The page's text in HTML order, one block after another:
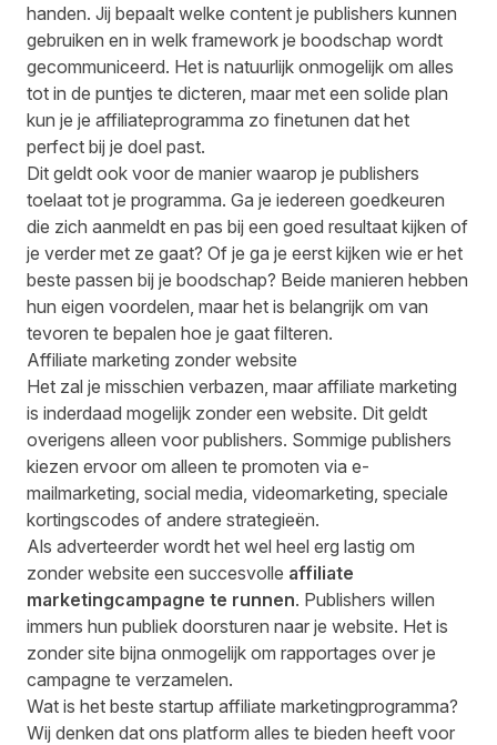
handen. Jij bepaalt welke content je publishers kunnen
gebruiken en in welk framework je boodschap wordt
gecommuniceerd. Het is natuurlijk onmogelijk om alles
tot in de puntjes te dicteren, maar met een solide plan
kun je je affiliateprogramma zo finetunen dat het
perfect bij je doel past.
Dit geldt ook voor de manier waarop je publishers
toelaat tot je programma. Ga je iedereen goedkeuren
die zich aanmeldt en pas bij een goed resultaat kijken of
je verder met ze gaat? Of je ga je eerst kijken wie er het
beste passen bij je boodschap? Beide manieren hebben
hun eigen voordelen, maar het is belangrijk om van
tevoren te bepalen hoe je gaat filteren.
Affiliate marketing zonder website
Het zal je misschien verbazen, maar affiliate marketing
is inderdaad mogelijk zonder een website. Dit geldt
overigens alleen voor publishers. Sommige publishers
kiezen ervoor om alleen te promoten via e-
mailmarketing, social media, videomarketing, speciale
kortingscodes of andere strategieën.
Als adverteerder wordt het wel heel erg lastig om
zonder website een succesvolle affiliate
marketingcampagne te runnen. Publishers willen
immers hun publiek doorsturen naar je website. Het is
zonder site bijna onmogelijk om rapportages over je
campagne te verzamelen.
Wat is het beste startup affiliate marketingprogramma?
Wij denken dat ons platform alles te bieden heeft voor